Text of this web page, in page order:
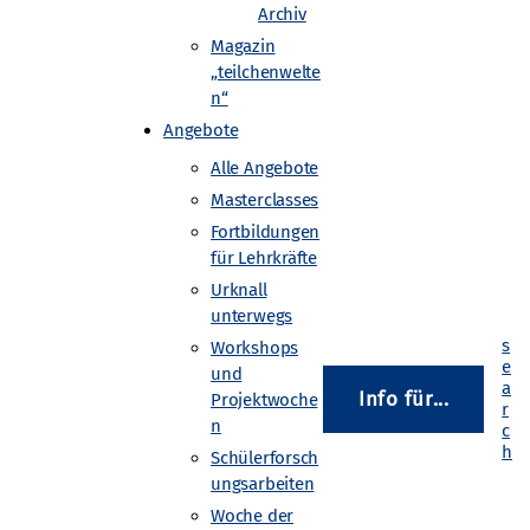
Archiv
Magazin
„teilchenwelte
n“
Angebote
Alle Angebote
Masterclasses
Fortbildungen
für Lehrkräfte
Urknall
unterwegs
Workshops
und
Projektwoche
n
Schülerforsch
ungsarbeiten
Woche der
Info für...